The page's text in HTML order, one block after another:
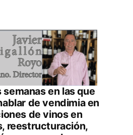
semanas en las que
de vendimia en
de vinos en
reestructuración,